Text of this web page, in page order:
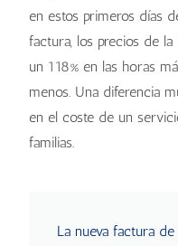
en estos primeros días
factura, los precios de
un 118% en las horas
menos. Una diferencia
en el coste de un
familias.
La nueva factura